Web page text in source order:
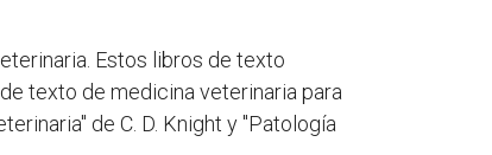
Estos libros de texto
texto de medicina veterinaria para
de C. D. Knight y "Patología